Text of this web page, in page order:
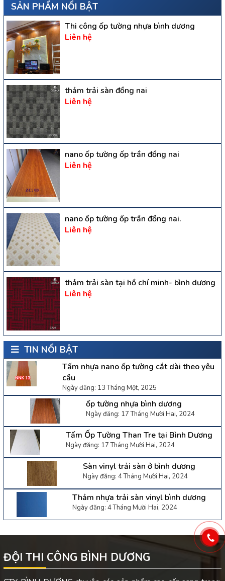
SẢN PHẨM NỔI BẬT
Thi công ốp tường nhựa bình dương
Liên hệ
thảm trải sàn đồng nai
Liên hệ
nano ốp tường ốp trần đồng nai
Liên hệ
nano ốp tường ốp trần đồng nai.
Liên hệ
thảm trải sàn tại hồ chí minh- bình dương
Liên hệ
TIN NỔI BẬT
Tấm nhựa nano ốp tường cắt dài theo yêu
cầu
Ngày đăng: 13 Tháng Một, 2025
ốp tường nhựa bình dương
Ngày đăng: 17 Tháng Mười Hai, 2024
Tấm Ốp Tường Than Tre tại Bình Dương
Ngày đăng: 17 Tháng Mười Hai, 2024
Sàn vinyl trải sàn ở bình dương
Ngày đăng: 4 Tháng Mười Hai, 2024
Thảm nhựa trải sàn vinyl bình dương
Ngày đăng: 4 Tháng Mười Hai, 2024
ĐỘI THI CÔNG BÌNH DƯƠNG